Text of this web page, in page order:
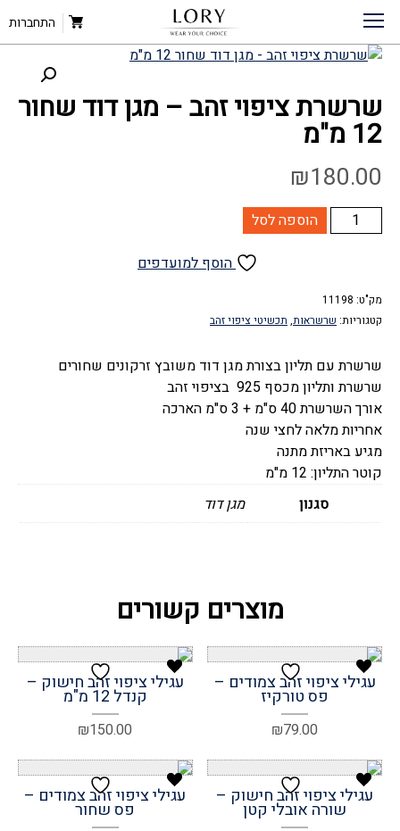
התחברות דף הבית תכשיטי ציפוי זהב»שרשראות שרשרת ציפוי זהב – מגן דוד שחור 12 מ”מ
שרשרת ציפוי זהב – מגן דוד שחור
12 מ"מ
₪180.00
כמות
של
זהב
-
דוד
שחור
12
מ"מ
הוספה לסל
הוסף למועדפים
מק"ט: 11198
קטגוריות: שרשראות, תכשיטי ציפוי זהב
שרשרת עם תליון בצורת מגן דוד משובץ זרקונים שחורים
שרשרת ותליון מכסף 925 בציפוי זהב
אורך השרשרת 40 ס"מ + 3 ס"מ הארכה
אחריות מלאה לחצי שנה
מגיע באריזת מתנה
קוטר התליון: 12 מ"מ
סגנון
מגן דוד
מוצרים קשורים
עגילי ציפוי זהב צמודים –
פס טורקיז
₪79.00
עגילי ציפוי זהב חישוק –
קנדל 12 מ"מ
₪150.00
עגילי ציפוי זהב חישוק –
שורה אובלי קטן
עגילי ציפוי זהב צמודים –
פס שחור